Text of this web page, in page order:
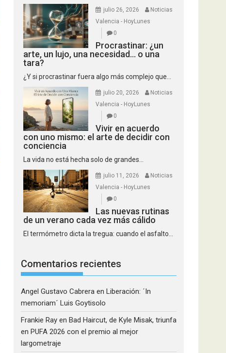
julio 26, 2026
Noticias
Valencia - HoyLunes
0
Procrastinar: ¿un
arte, un lujo, una necesidad… o una
tara?
¿Y si procrastinar fuera algo más complejo que...
julio 20, 2026
Noticias
Valencia - HoyLunes
0
Vivir en acuerdo
con uno mismo: el arte de decidir con
conciencia
La vida no está hecha solo de grandes...
julio 11, 2026
Noticias
Valencia - HoyLunes
0
Las nuevas rutinas
de un verano cada vez más cálido
El termómetro dicta la tregua: cuando el asfalto...
Comentarios recientes
Angel Gustavo Cabrera en Liberación: ´In
memoriam´ Luis Goytisolo
Frankie Ray en Bad Haircut, de Kyle Misak, triunfa
en PUFA 2026 con el premio al mejor
largometraje